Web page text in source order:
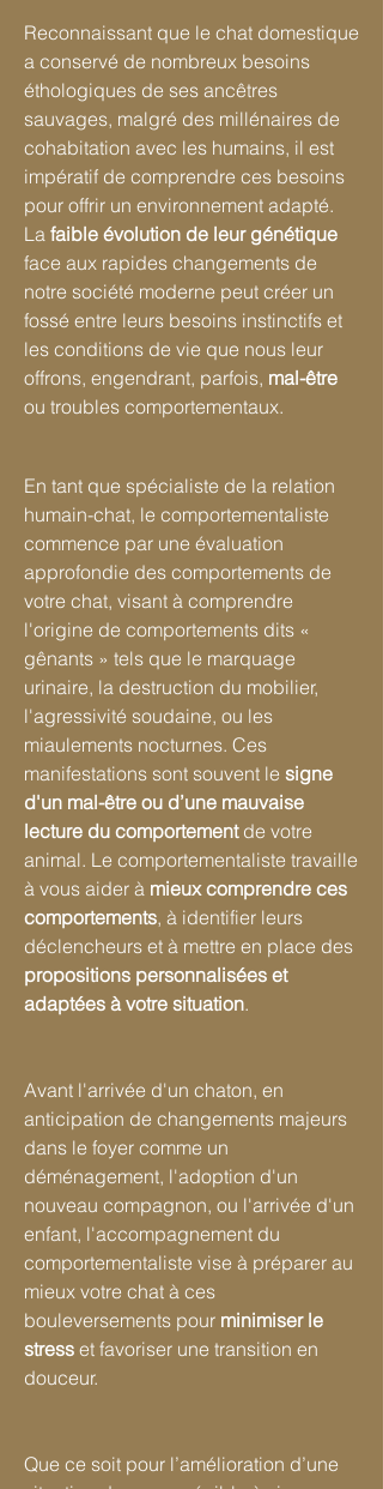
Reconnaissant que le chat domestique
a conservé de nombreux besoins
éthologiques de ses ancêtres
sauvages, malgré des millénaires de
cohabitation avec les humains, il est
impératif de comprendre ces besoins
pour offrir un environnement adapté.
La faible évolution de leur génétique
face aux rapides changements de
notre société moderne peut créer un
fossé entre leurs besoins instinctifs et
les conditions de vie que nous leur
offrons, engendrant, parfois, mal-être
ou troubles comportementaux.
En tant que spécialiste de la relation
humain-chat, le comportementaliste
commence par une évaluation
approfondie des comportements de
votre chat, visant à comprendre
l'origine de comportements dits «
gênants » tels que le marquage
urinaire, la destruction du mobilier,
l'agressivité soudaine, ou les
miaulements nocturnes. Ces
manifestations sont souvent le signe
d'un mal-être ou d’une mauvaise
lecture du comportement de votre
animal. Le comportementaliste travaille
à vous aider à mieux comprendre ces
comportements, à identifier leurs
déclencheurs et à mettre en place des
propositions personnalisées et
adaptées à votre situation.
Avant l'arrivée d'un chaton, en
anticipation de changements majeurs
dans le foyer comme un
déménagement, l'adoption d'un
nouveau compagnon, ou l'arrivée d'un
enfant, l'accompagnement du
comportementaliste vise à préparer au
mieux votre chat à ces
bouleversements pour minimiser le
stress et favoriser une transition en
douceur.
Que ce soit pour l’amélioration d’une